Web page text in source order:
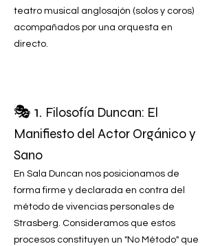
teatro musical anglosajón (solos y coros)
acompañados por una orquesta en
directo.
🎭 1. Filosofía Duncan: El
Manifiesto del Actor Orgánico y
Sano
En Sala Duncan nos posicionamos de
forma firme y declarada en contra del
método de vivencias personales de
Strasberg. Consideramos que estos
procesos constituyen un "No Método" que